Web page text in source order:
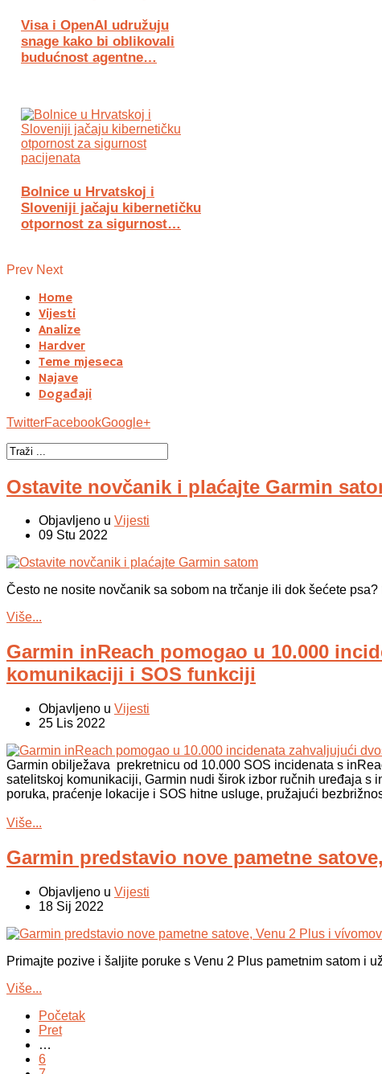
Visa i OpenAI udružuju
snage kako bi oblikovali
budućnost agentne…
Bolnice u Hrvatskoj i
Sloveniji jačaju kibernetičku
otpornost za sigurnost…
Prev Next
Home
Vijesti
Analize
Hardver
Teme mjeseca
Najave
Događaji
TwitterFacebookGoogle+
Ostavite novčanik i plaćajte Garmin
Objavljeno u Vijesti
09 Stu 2022
Često ne nosite novčanik sa sobom na trčanje ili dok šećete
Više...
Garmin inReach pomogao u 10.000
komunikaciji i SOS funkciji
Objavljeno u Vijesti
25 Lis 2022
Garmin obilježava prekretnicu od 10.000 SOS incidenata s
satelitskoj komunikaciji, Garmin nudi širok izbor ručnih uređaja
poruka, praćenje lokacije i SOS hitne usluge, pružajući
Više...
Garmin predstavio nove pametne
Objavljeno u Vijesti
18 Sij 2022
Primajte pozive i šaljite poruke s Venu 2 Plus pametnim satom i
Više...
Početak
Pret
…
6